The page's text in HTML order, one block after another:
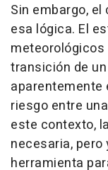
Sin embargo,
esa lógica. El
transición de
aparentemente
riesgo entre
este contexto,
necesaria, pero
herramienta